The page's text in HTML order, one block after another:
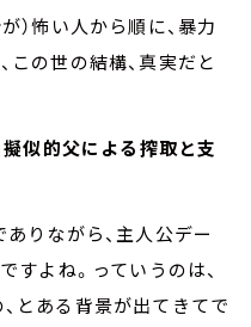
）怖い人から順に、暴力
この世の結構、真実だと
擬似的父による搾取と支
ありながら、主人公デー
すよね。っていうのは、
とある背景が出てきてで